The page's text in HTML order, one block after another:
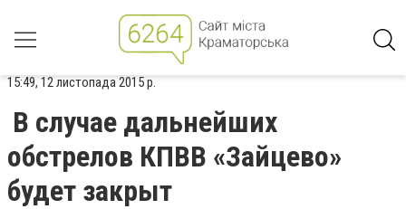
15:49, 12 листопада 2015 р.
В случае дальнейших
обстрелов КПВВ «Зайцево»
будет закрыт